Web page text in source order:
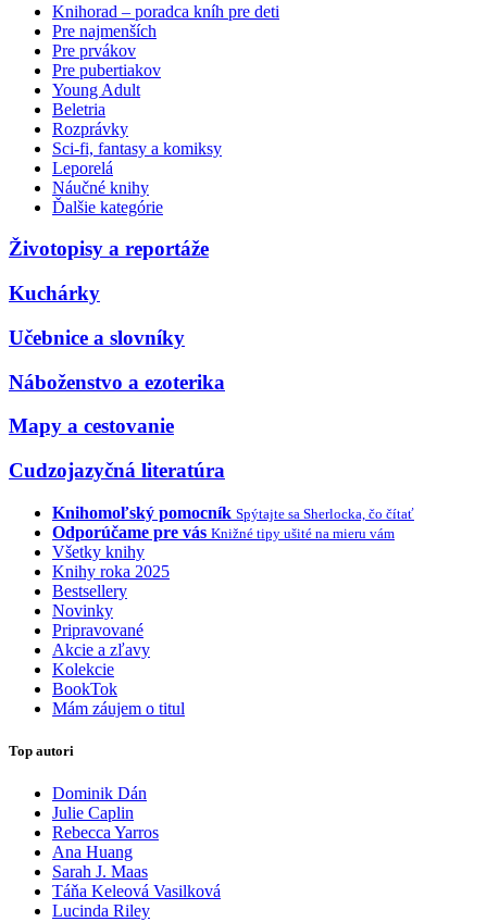
Knihorad – poradca kníh pre deti
Pre najmenších
Pre prvákov
Pre pubertiakov
Young Adult
Beletria
Rozprávky
Sci-fi, fantasy a komiksy
Leporelá
Náučné knihy
Ďalšie kategórie
Životopisy a reportáže
Kuchárky
Učebnice a slovníky
Náboženstvo a ezoterika
Mapy a cestovanie
Cudzojazyčná literatúra
Knihomoľský pomocník Spýtajte sa Sherlocka, čo čítať
Odporúčame pre vás Knižné tipy ušité na mieru vám
Všetky knihy
Knihy roka 2025
Bestsellery
Novinky
Pripravované
Akcie a zľavy
Kolekcie
BookTok
Mám záujem o titul
Top autori
Dominik Dán
Julie Caplin
Rebecca Yarros
Ana Huang
Sarah J. Maas
Táňa Keleová Vasilková
Lucinda Riley